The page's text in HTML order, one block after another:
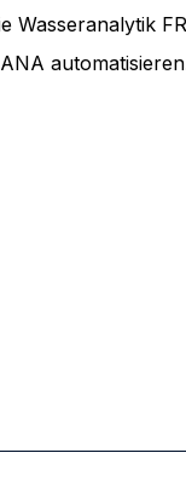
Wasseranalytik